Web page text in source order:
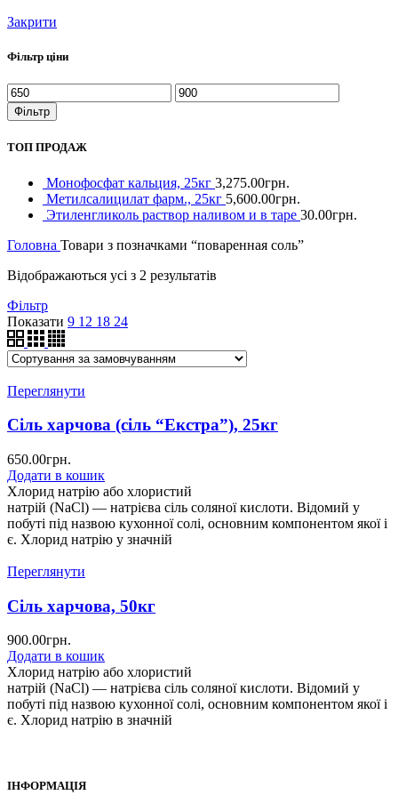
Закрити
Фільтр ціни
Мінімальна
ціна
Найбільша
ціна
Фільтр
ТОП ПРОДАЖ
Монофосфат кальция, 25кг 3,275.00грн.
Метилсалицилат фарм., 25кг 5,600.00грн.
Этиленгликоль раствор наливом и в таре 30.00грн.
Головна Товари з позначками “поваренная соль”
Відображаються усі з 2 результатів
Фільтр
Показати 9 12 18 24
Переглянути
Сіль харчова (сіль “Екстра”), 25кг
650.00грн.
Додати в кошик
Хлорид натрію або хлористий
натрій (NaCl) — натрієва сіль соляної кислоти. Відомий у
побуті під назвою кухонної солі, основним компонентом якої і
є. Хлорид натрію у значній
Переглянути
Сіль харчова, 50кг
900.00грн.
Додати в кошик
Хлорид натрію або хлористий
натрій (NaCl) — натрієва сіль соляної кислоти. Відомий у
побуті під назвою кухонної солі, основним компонентом якої і
є. Хлорид натрію в значній
ІНФОРМАЦІЯ